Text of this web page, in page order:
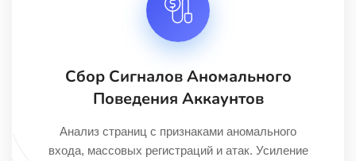
Сбор Сигналов Аномального
Поведения Аккаунтов
Анализ страниц с признаками аномального
входа, массовых регистраций и атак. Усиление